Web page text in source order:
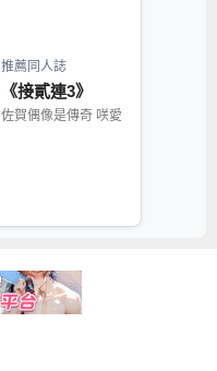
推薦同人誌
《接貳連3》
佐賀偶像是傳奇 咲愛